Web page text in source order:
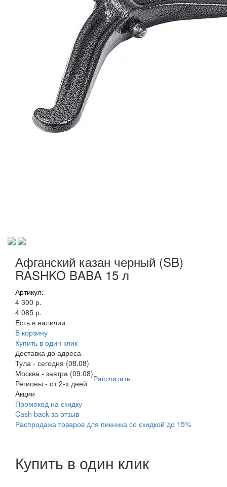
Афганский казан черный (SB)
RASHKO BABA 15 л
Артикул:
4 300 р.
4 085 р.
Есть в наличии
В корзину
Купить в один клик
Доставка до адреса
Тула - сегодня (08.08)
Москва - завтра (09.08)Рассчитать
Регионы - от 2-х дней
Акции
Промокод на скидку
Cash back за отзыв
Распродажа товаров для пикника со скидкой до 15%
Купить в один клик